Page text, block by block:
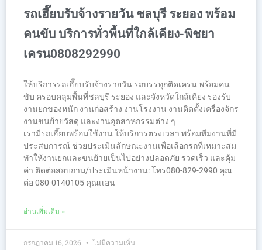
รถเฮี๊ยบรับจ้างรายวัน ชลบุรี ระยอง พร้อม
คนขับ บริการทั่วพื้นที่ใกล้เคียง-พิชยา
เครน0808292990
ให้บริการรถเฮี๊ยบรับจ้างรายวัน รถบรรทุกติดเครน พร้อมคน
ขับ ครอบคลุมพื้นที่ชลบุรี ระยอง และจังหวัดใกล้เคียง รองรับ
งานยกของหนัก งานก่อสร้าง งานโรงงาน งานติดตั้งเครื่องจักร
งานขนย้ายวัสดุ และงานอุตสาหกรรมต่าง ๆ
เรามีรถเฮี๊ยบพร้อมใช้งาน ให้บริการตรงเวลา พร้อมทีมงานที่มี
ประสบการณ์ ช่วยประเมินลักษณะงานเพื่อเลือกรถที่เหมาะสม
ทำให้งานยกและขนย้ายเป็นไปอย่างปลอดภัย รวดเร็ว และคุ้ม
ค่า ติดต่อสอบถาม/ประเมินหน้างาน: โทร080-829-2990 คุณ
ต่อ 080-0140105 คุณเเอน
อ่านเพิ่มเติม »
กรกฎาคม 16, 2026 ไม่มีความเห็น